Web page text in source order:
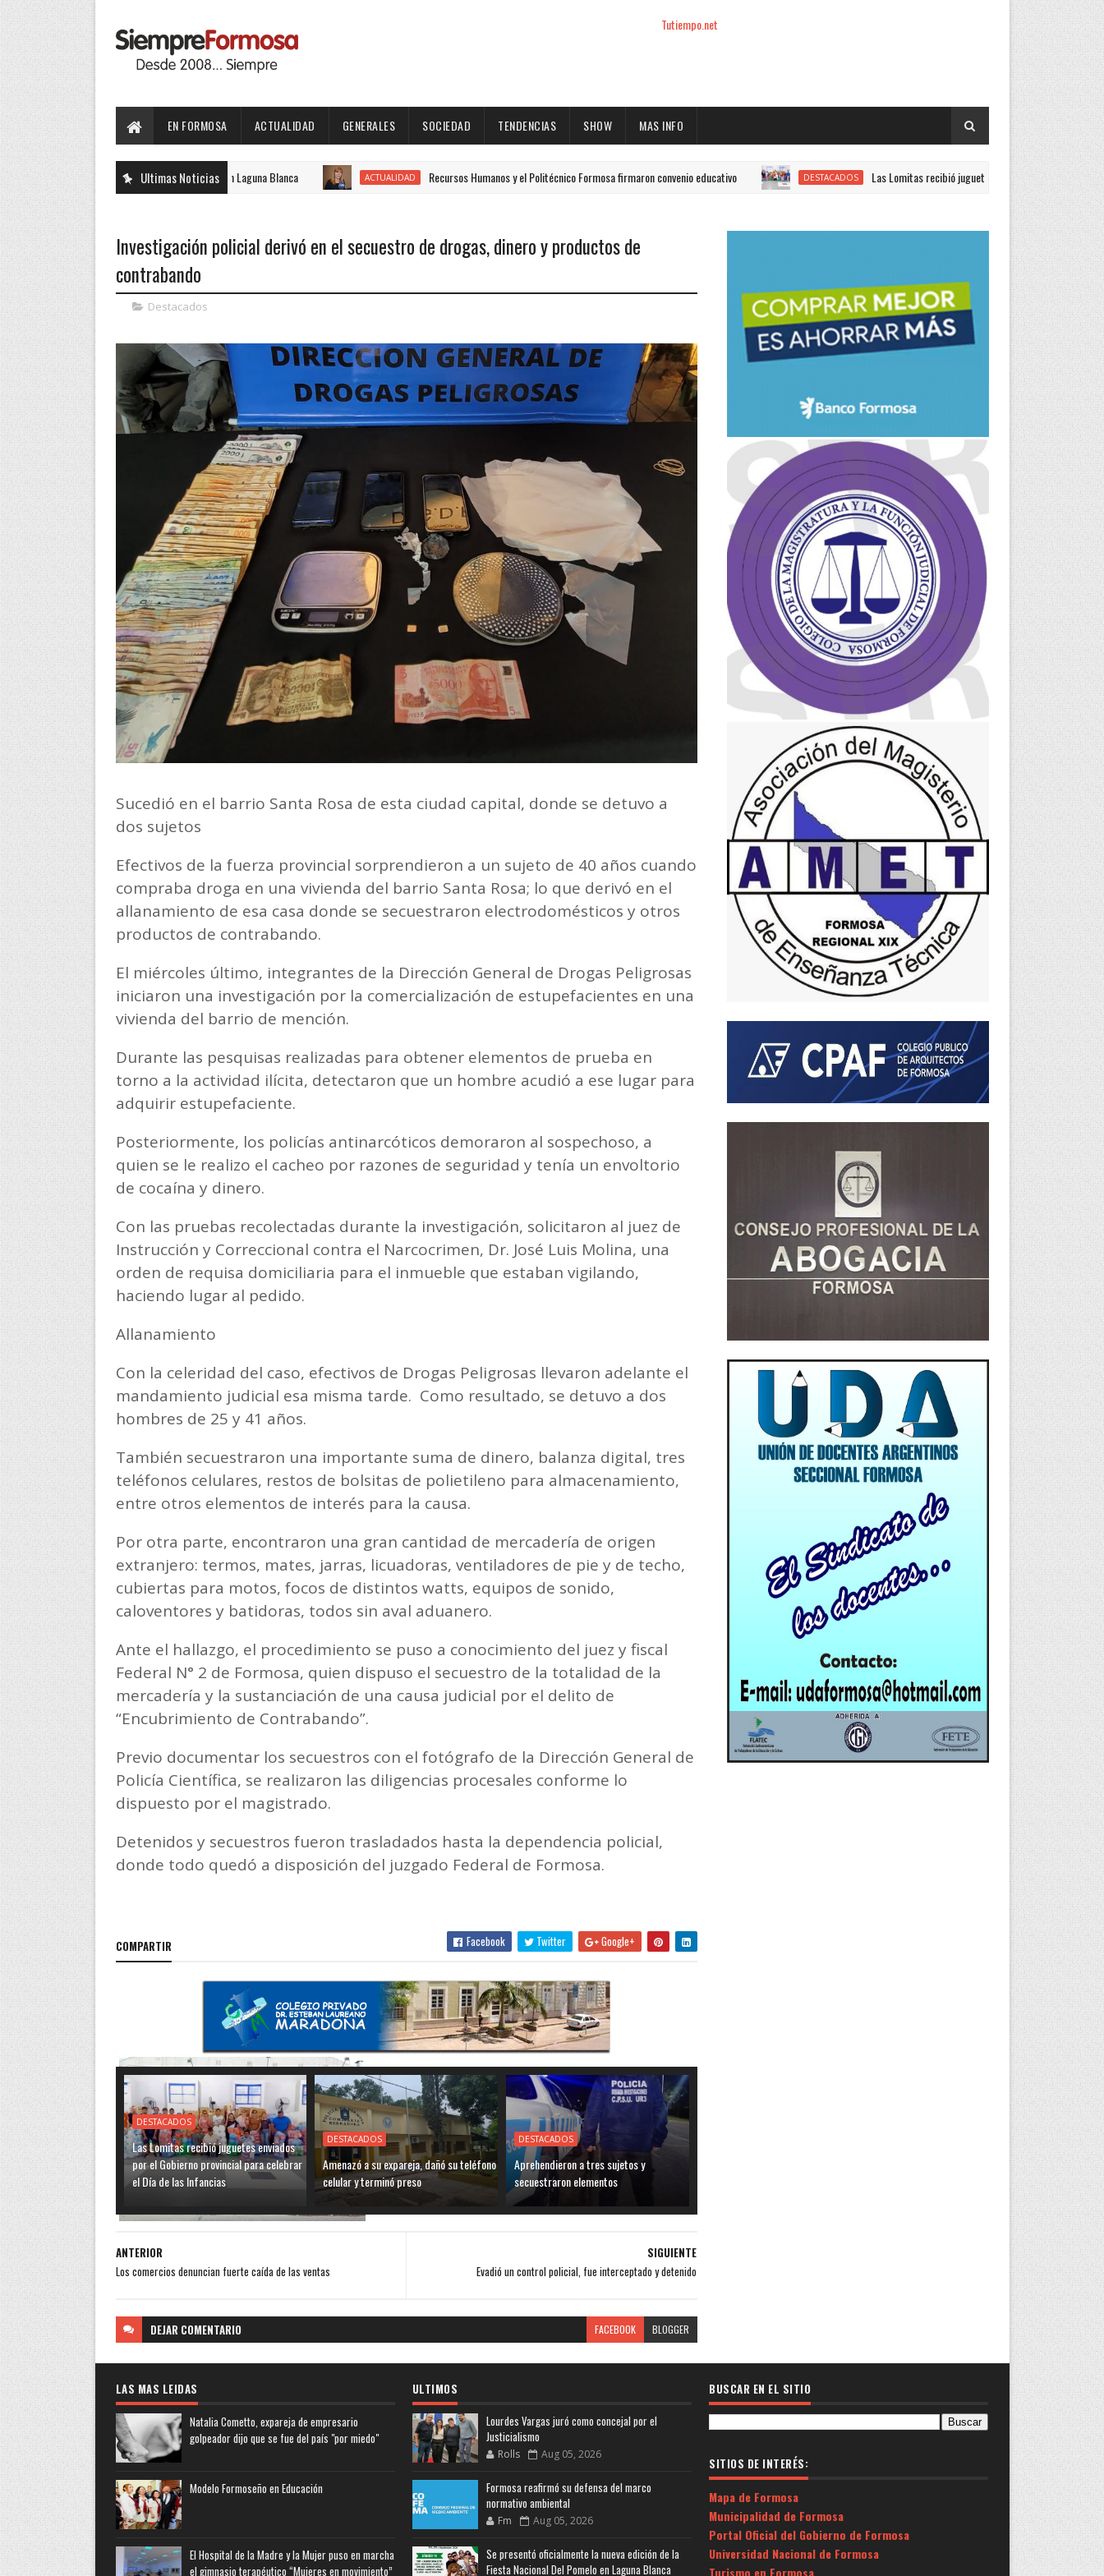
Tutiempo.net
EN FORMOSA ACTUALIDAD GENERALES SOCIEDAD TENDENCIAS SHOW MAS INFO
Ultimas Noticias
de la Fiesta Nacional Del Pomelo en Laguna Blanca ACTUALIDAD Recursos Humanos y el Politécnico Formosa firmaron convenio educativo DESTACADOS Las Lomitas recibió juguetes enviados por el Gobierno
Investigación policial derivó en el secuestro de drogas, dinero y productos de
contrabando
Destacados
Sucedió en el barrio Santa Rosa de esta ciudad capital, donde se detuvo a
dos sujetos
Efectivos de la fuerza provincial sorprendieron a un sujeto de 40 años cuando
compraba droga en una vivienda del barrio Santa Rosa; lo que derivó en el
allanamiento de esa casa donde se secuestraron electrodomésticos y otros
productos de contrabando.
El miércoles último, integrantes de la Dirección General de Drogas Peligrosas
iniciaron una investigación por la comercialización de estupefacientes en una
vivienda del barrio de mención.
Durante las pesquisas realizadas para obtener elementos de prueba en
torno a la actividad ilícita, detectaron que un hombre acudió a ese lugar para
adquirir estupefaciente.
Posteriormente, los policías antinarcóticos demoraron al sospechoso, a
quien se le realizo el cacheo por razones de seguridad y tenía un envoltorio
de cocaína y dinero.
Con las pruebas recolectadas durante la investigación, solicitaron al juez de
Instrucción y Correccional contra el Narcocrimen, Dr. José Luis Molina, una
orden de requisa domiciliaria para el inmueble que estaban vigilando,
haciendo lugar al pedido.
Allanamiento
Con la celeridad del caso, efectivos de Drogas Peligrosas llevaron adelante el
mandamiento judicial esa misma tarde. Como resultado, se detuvo a dos
hombres de 25 y 41 años.
También secuestraron una importante suma de dinero, balanza digital, tres
teléfonos celulares, restos de bolsitas de polietileno para almacenamiento,
entre otros elementos de interés para la causa.
Por otra parte, encontraron una gran cantidad de mercadería de origen
extranjero: termos, mates, jarras, licuadoras, ventiladores de pie y de techo,
cubiertas para motos, focos de distintos watts, equipos de sonido,
caloventores y batidoras, todos sin aval aduanero.
Ante el hallazgo, el procedimiento se puso a conocimiento del juez y fiscal
Federal N° 2 de Formosa, quien dispuso el secuestro de la totalidad de la
mercadería y la sustanciación de una causa judicial por el delito de
“Encubrimiento de Contrabando”.
Previo documentar los secuestros con el fotógrafo de la Dirección General de
Policía Científica, se realizaron las diligencias procesales conforme lo
dispuesto por el magistrado.
Detenidos y secuestros fueron trasladados hasta la dependencia policial,
donde todo quedó a disposición del juzgado Federal de Formosa.
COMPARTIR Facebook Twitter Google+
DESTACADOS
Las Lomitas recibió juguetes enviados
por el Gobierno provincial para celebrar
el Día de las Infancias
DESTACADOS
Amenazó a su expareja, dañó su teléfono
celular y terminó preso
DESTACADOS
Aprehendieron a tres sujetos y
secuestraron elementos
SIGUIENTE
Evadió un control policial, fue interceptado y detenido
ANTERIOR
Los comercios denuncian fuerte caída de las ventas
DEJAR COMENTARIO FACEBOOK BLOGGER
LAS MAS LEIDAS
Natalia Cometto, expareja de empresario
golpeador dijo que se fue del país "por miedo"
Modelo Formoseño en Educación
El Hospital de la Madre y la Mujer puso en marcha
el gimnasio terapéutico “Mujeres en movimiento”
ULTIMOS
Lourdes Vargas juró como concejal por el
Justicialismo
Rolls Aug 05, 2026
Formosa reafirmó su defensa del marco
normativo ambiental
Fm Aug 05, 2026
Se presentó oficialmente la nueva edición de la
Fiesta Nacional Del Pomelo en Laguna Blanca
BUSCAR EN EL SITIO
SITIOS DE INTERÉS:
Mapa de Formosa
Municipalidad de Formosa
Portal Oficial del Gobierno de Formosa
Universidad Nacional de Formosa